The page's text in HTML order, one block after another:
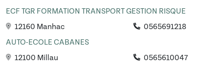
ECF TGR FORMATION TRANSPORT GESTION RISQUE
12160 Manhac
0565691218
AUTO-ECOLE CABANES
12100 Millau
0565610047